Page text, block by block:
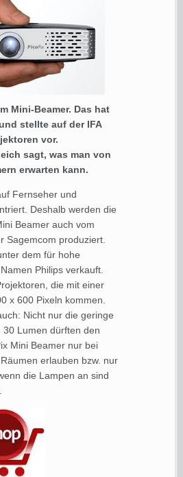
Mini-Beamer. Das hat
stellte auf der IFA
vor.
sagt, was man von
erwarten kann.
Fernseher und
Deshalb werden die
Beamer auch vom
Sagemcom produziert.
dem für hohe
Philips verkauft.
die mit einer
x 600 Pixeln kommen.
Nicht nur die geringe
30 Lumen dürften den
Mini Beamer nur bei
erlauben bzw. nur
die Lampen an sind